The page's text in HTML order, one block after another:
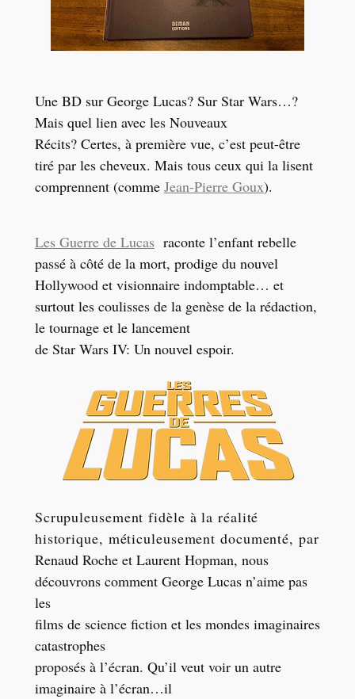
Une BD sur George Lucas? Sur Star Wars…?
Mais quel lien avec les Nouveaux
Récits? Certes, à première vue, c’est peut-être
tiré par les cheveux. Mais tous ceux qui la lisent
comprennent (comme Jean-Pierre Goux).
Les Guerre de Lucas raconte l’enfant rebelle
passé à côté de la mort, prodige du nouvel
Hollywood et visionnaire indomptable… et
surtout les coulisses de la genèse de la rédaction,
le tournage et le lancement
de Star Wars IV: Un nouvel espoir.
Scrupuleusement fidèle à la réalité
historique, méticuleusement documenté, par
Renaud Roche et Laurent Hopman, nous
découvrons comment George Lucas n’aime pas
les
films de science fiction et les mondes imaginaires
catastrophes
proposés à l’écran. Qu’il veut voir un autre
imaginaire à l’écran…il